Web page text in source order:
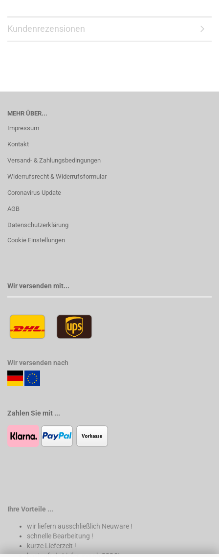
Kundenrezensionen
MEHR ÜBER...
Impressum
Kontakt
Versand- & Zahlungsbedingungen
Widerrufsrecht & Widerrufsformular
Coronavirus Update
AGB
Datenschutzerklärung
Cookie Einstellungen
Wir versenden mit...
Wir versenden nach
Zahlen Sie mit ...
Ihre Vorteile ...
wir liefern ausschließlich Neuware !
schnelle Bearbeitung !
kurze Lieferzeit !